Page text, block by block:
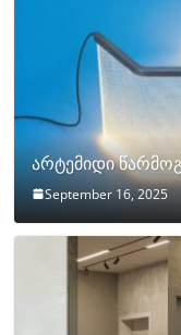
არტემიდი
September 16, 2025